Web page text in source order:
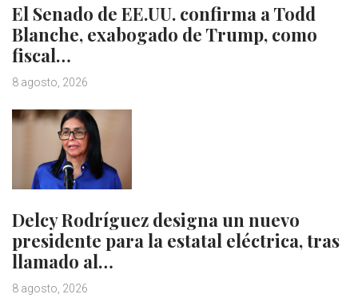
El Senado de EE.UU. confirma a Todd
Blanche, exabogado de Trump, como
fiscal…
8 agosto, 2026
Delcy Rodríguez designa un nuevo
presidente para la estatal eléctrica, tras
llamado al…
8 agosto, 2026